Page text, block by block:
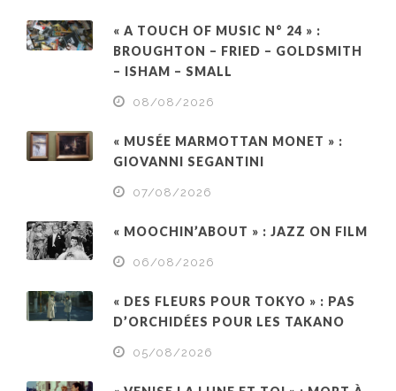
« A TOUCH OF MUSIC N° 24 » :
BROUGHTON – FRIED – GOLDSMITH
– ISHAM – SMALL
08/08/2026
« MUSÉE MARMOTTAN MONET » :
GIOVANNI SEGANTINI
07/08/2026
« MOOCHIN’ABOUT » : JAZZ ON FILM
06/08/2026
« DES FLEURS POUR TOKYO » : PAS
D’ORCHIDÉES POUR LES TAKANO
05/08/2026